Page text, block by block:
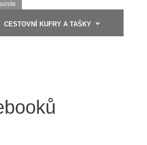
CESTOVNÍ KUFRY A TAŠKY